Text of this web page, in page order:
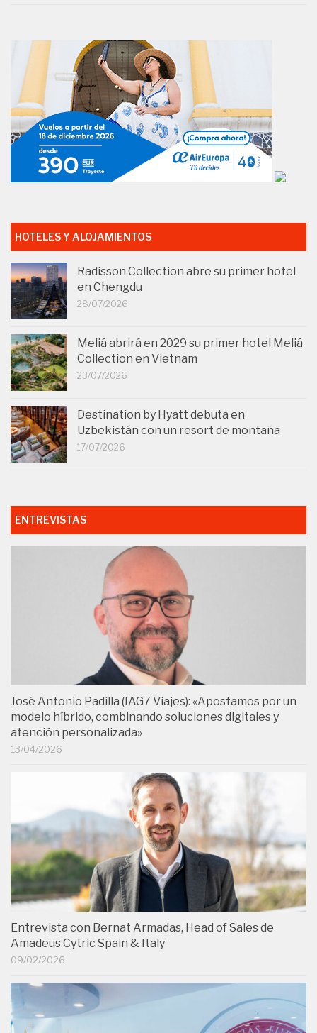
HOTELES Y ALOJAMIENTOS
Radisson Collection abre su primer hotel
en Chengdu
28/07/2026
Meliá abrirá en 2029 su primer hotel Meliá
Collection en Vietnam
23/07/2026
Destination by Hyatt debuta en
Uzbekistán con un resort de montaña
17/07/2026
ENTREVISTAS
José Antonio Padilla (IAG7 Viajes): «Apostamos por un
modelo híbrido, combinando soluciones digitales y
atención personalizada»
13/04/2026
Entrevista con Bernat Armadas, Head of Sales de
Amadeus Cytric Spain & Italy
09/02/2026